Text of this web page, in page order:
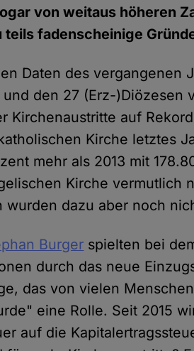
von weitaus höheren
fadenscheinige
Daten des vergangenen
den 27 (Erz-)Diözesen
Kirchenaustritte auf
Kirche letztes
mehr als 2013 mit
Kirche vermutlich
wurden dazu aber noch
Burger spielten bei
durch das neue
das von vielen
eine Rolle. Seit 2015
auf die